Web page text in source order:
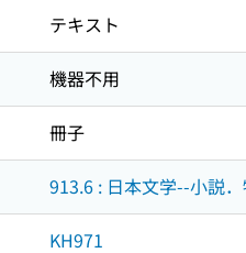
テキスト
機器不用
冊子
913.6 : 日本文学--小説
KH971